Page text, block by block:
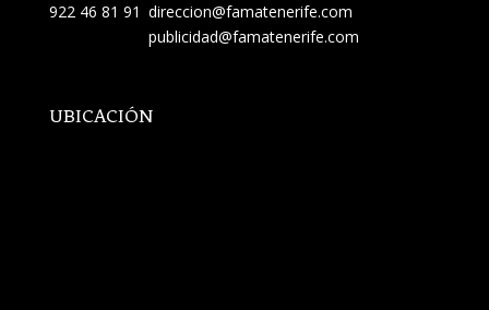
922 46 81 91 direccion@famatenerife.com
publicidad@famatenerife.com
UBICACIÓN